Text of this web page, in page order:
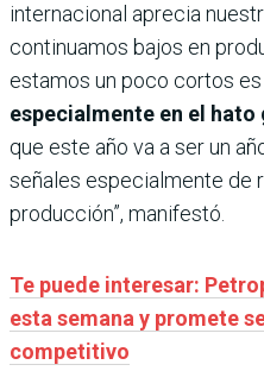
internacional aprecia
continuamos bajos en
estamos un poco cortos
especialmente en el hato
que este año va a ser un
señales especialmente de
producción”, manifestó.
Te puede interesar:
esta semana y promete
competitivo